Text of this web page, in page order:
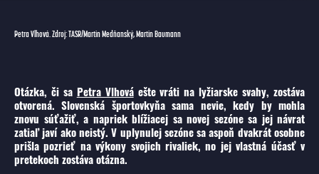
Petra Vlhová. Zdroj: TASR/Martin Medňanský, Martin Baumann
Otázka, či sa Petra Vlhováešte vráti na lyžiarske svahy, zostáva
otvorená. Slovenská športovkyňa sama nevie, kedy by mohla
znovu súťažiť, a napriek blížiacej sa novej sezóne sa jej návrat
zatiaľ javí ako neistý. V uplynulej sezóne sa aspoň dvakrát osobne
prišla pozrieť na výkony svojich rivaliek, no jej vlastná účasť v
pretekoch zostáva otázna.